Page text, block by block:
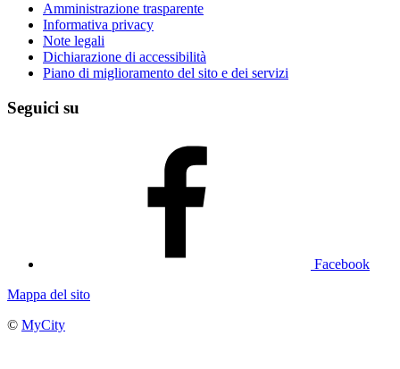
Amministrazione trasparente
Informativa privacy
Note legali
Dichiarazione di accessibilità
Piano di miglioramento del sito e dei servizi
Seguici su
Facebook
Mappa del sito
© MyCity